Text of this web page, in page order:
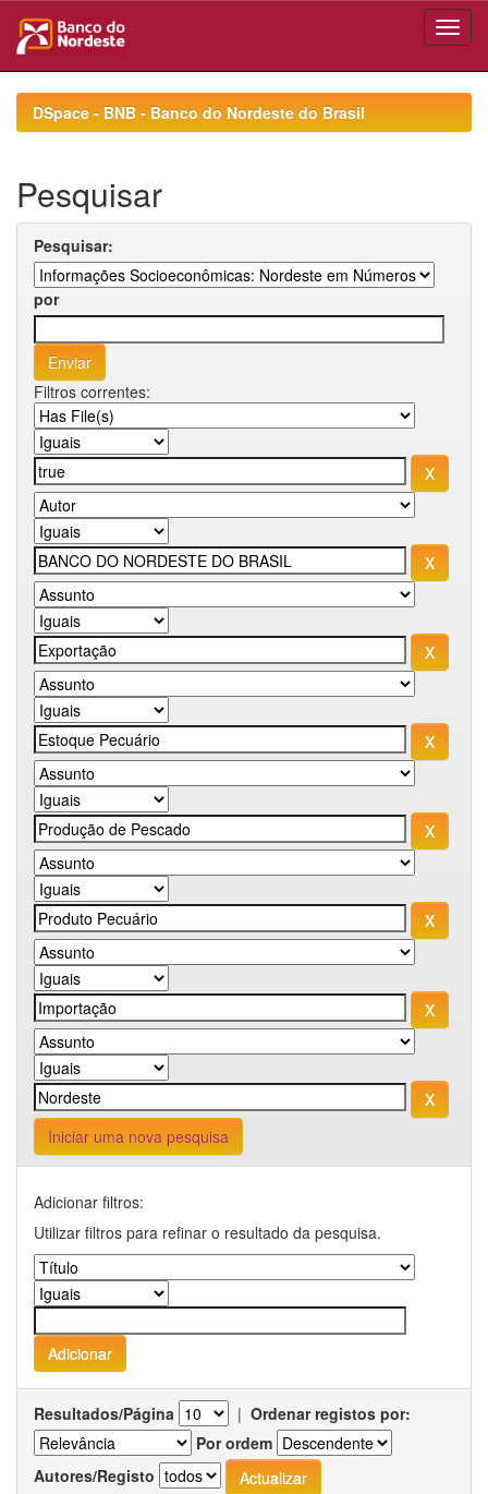
navigationDSpace - BNB - Banco do Nordeste do Brasil
Pesquisar
Pesquisar:
por
Filtros correntes:
Iniciar uma nova pesquisa
Adicionar filtros:
Utilizar filtros para refinar o resultado da pesquisa.
Resultados/Página | Ordenar registos por:
Por ordem
Autores/Registo